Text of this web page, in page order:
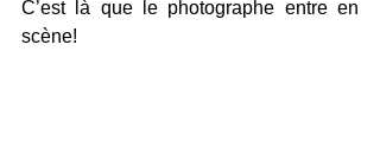
C’est là que le photographe entre en
scène!